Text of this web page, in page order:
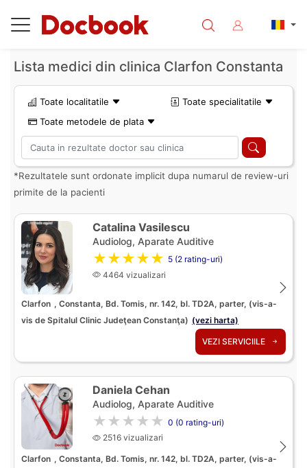
Lista medici din clinica Clarfon Constanta
Toate localitatile
Toate specialitatile
Toate metodele de plata
*Rezultatele sunt ordonate implicit dupa numarul de review-uri
primite de la pacienti
Catalina Vasilescu
Audiolog, Aparate Auditive
★★★★★ 5 (2 rating-uri)
4464 vizualizari
Clarfon , Constanta, Bd. Tomis, nr. 142, bl. TD2A, parter, (vis-a-
vis de Spitalul Clinic Judeţean Constanţa) (vezi harta)
VEZI SERVICIILE
Daniela Cehan
Audiolog, Aparate Auditive
★★★★★ 0 (0 rating-uri)
2516 vizualizari
Clarfon , Constanta, Bd. Tomis, nr. 142, bl. TD2A, parter, (vis-a-